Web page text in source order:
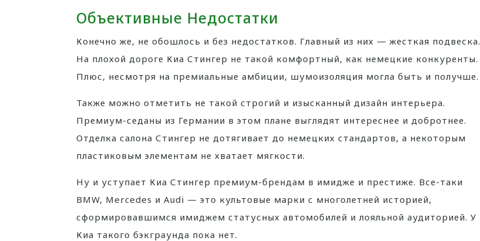
Объективные Недостатки
Конечно же, не обошлось и без недостатков. Главный из них — жесткая подвеска.
На плохой дороге Киа Стингер не такой комфортный, как немецкие конкуренты.
Плюс, несмотря на премиальные амбиции, шумоизоляция могла быть и получше.
Также можно отметить не такой строгий и изысканный дизайн интерьера.
Премиум-седаны из Германии в этом плане выглядят интереснее и добротнее.
Отделка салона Стингер не дотягивает до немецких стандартов, а некоторым
пластиковым элементам не хватает мягкости.
Ну и уступает Киа Стингер премиум-брендам в имидже и престиже. Все-таки
BMW, Mercedes и Audi — это культовые марки с многолетней историей,
сформировавшимся имиджем статусных автомобилей и лояльной аудиторией. У
Киа такого бэкграунда пока нет.